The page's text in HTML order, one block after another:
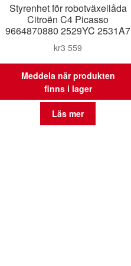
Styrenhet för robotväxellåda
Citroën C4 Picasso
9664870880 2529YC 2531A7
kr3 559
Meddela när produkten
finns i lager
Läs mer